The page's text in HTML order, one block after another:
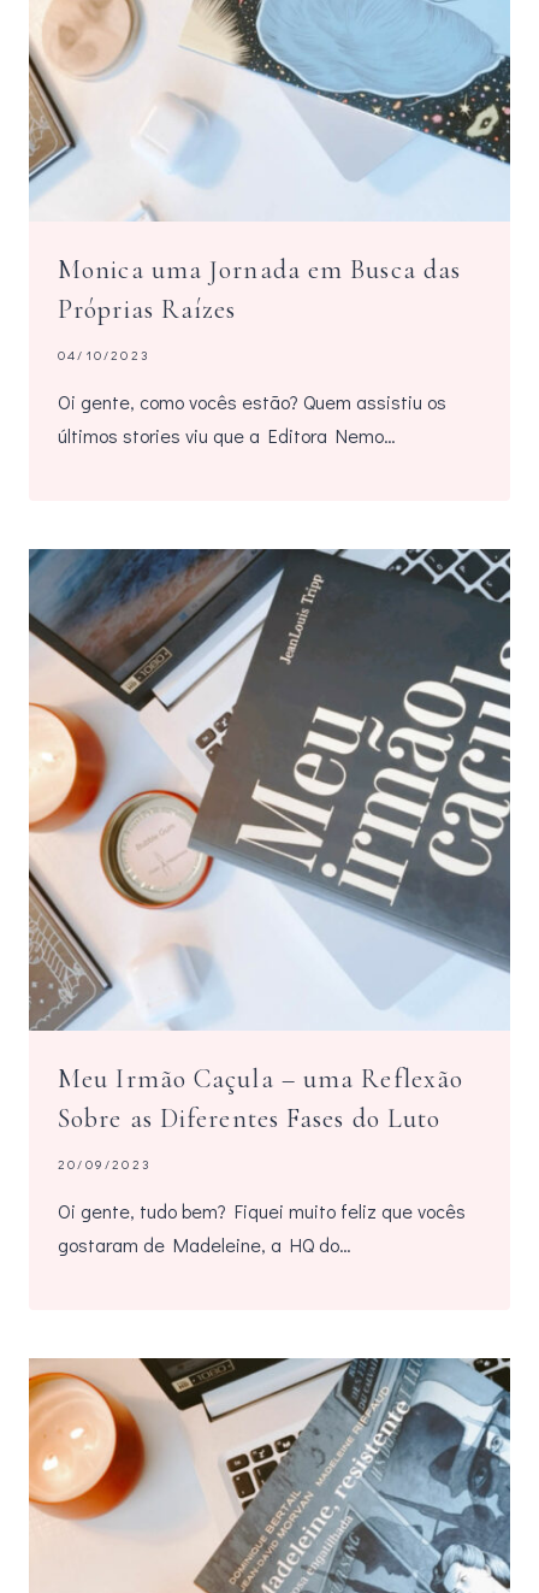
Monica uma Jornada em Busca das
Próprias Raízes
04/10/2023
Oi gente, como vocês estão? Quem assistiu os
últimos stories viu que a Editora Nemo…
Meu Irmão Caçula – uma Reflexão
Sobre as Diferentes Fases do Luto
20/09/2023
Oi gente, tudo bem? Fiquei muito feliz que vocês
gostaram de Madeleine, a HQ do…